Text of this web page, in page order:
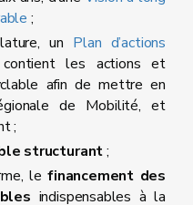
;
un Plan d’actions
les actions et
afin de mettre en
de Mobilité, et
;
structurant;
lefinancement des
indispensables à la